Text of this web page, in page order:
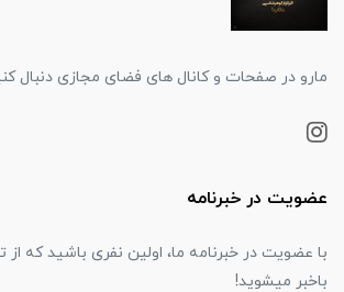
مارو در صفحات و کانال های فضای مجازی دنبال
عضویت در خبرنامه
با عضویت در خبرنامه ما، اولین نفری باشید که
باخبر میشوید!